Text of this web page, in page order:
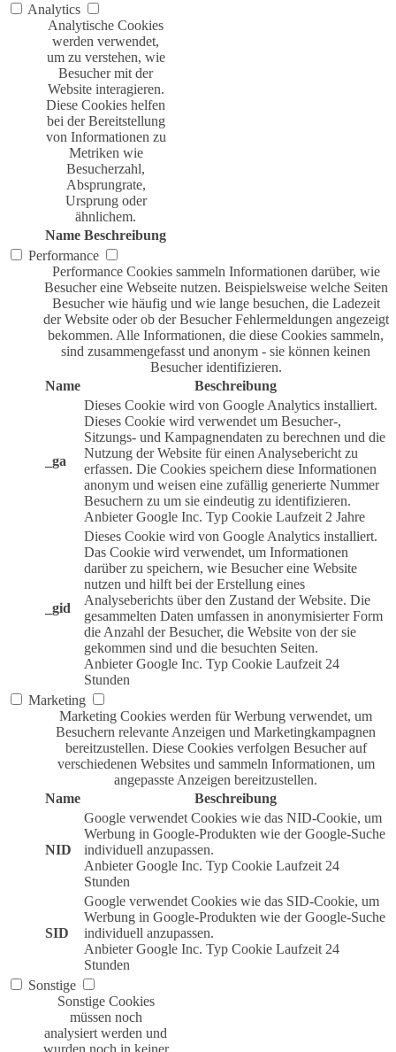
Analytics
Analytische Cookies
werden verwendet,
um zu verstehen, wie
Besucher mit der
Website interagieren.
Diese Cookies helfen
bei der Bereitstellung
von Informationen zu
Metriken wie
Besucherzahl,
Absprungrate,
Ursprung oder
ähnlichem.
Name Beschreibung
Performance
Performance Cookies sammeln Informationen darüber, wie
Besucher eine Webseite nutzen. Beispielsweise welche Seiten
Besucher wie häufig und wie lange besuchen, die Ladezeit
der Website oder ob der Besucher Fehlermeldungen angezeigt
bekommen. Alle Informationen, die diese Cookies sammeln,
sind zusammengefasst und anonym - sie können keinen
Besucher identifizieren.
Name
Beschreibung
_ga
Dieses Cookie wird von Google Analytics installiert.
Dieses Cookie wird verwendet um Besucher-,
Sitzungs- und Kampagnendaten zu berechnen und die
Nutzung der Website für einen Analysebericht zu
erfassen. Die Cookies speichern diese Informationen
anonym und weisen eine zufällig generierte Nummer
Besuchern zu um sie eindeutig zu identifizieren.
Anbieter Google Inc. Typ Cookie Laufzeit 2 Jahre
_gid
Dieses Cookie wird von Google Analytics installiert.
Das Cookie wird verwendet, um Informationen
darüber zu speichern, wie Besucher eine Website
nutzen und hilft bei der Erstellung eines
Analyseberichts über den Zustand der Website. Die
gesammelten Daten umfassen in anonymisierter Form
die Anzahl der Besucher, die Website von der sie
gekommen sind und die besuchten Seiten.
Anbieter Google Inc. Typ Cookie Laufzeit 24
Stunden
Marketing
Marketing Cookies werden für Werbung verwendet, um
Besuchern relevante Anzeigen und Marketingkampagnen
bereitzustellen. Diese Cookies verfolgen Besucher auf
verschiedenen Websites und sammeln Informationen, um
angepasste Anzeigen bereitzustellen.
Name
Beschreibung
NID
Google verwendet Cookies wie das NID-Cookie, um
Werbung in Google-Produkten wie der Google-Suche
individuell anzupassen.
Anbieter Google Inc. Typ Cookie Laufzeit 24
Stunden
SID
Google verwendet Cookies wie das SID-Cookie, um
Werbung in Google-Produkten wie der Google-Suche
individuell anzupassen.
Anbieter Google Inc. Typ Cookie Laufzeit 24
Stunden
Sonstige
Sonstige Cookies
müssen noch
analysiert werden und
wurden noch in keiner